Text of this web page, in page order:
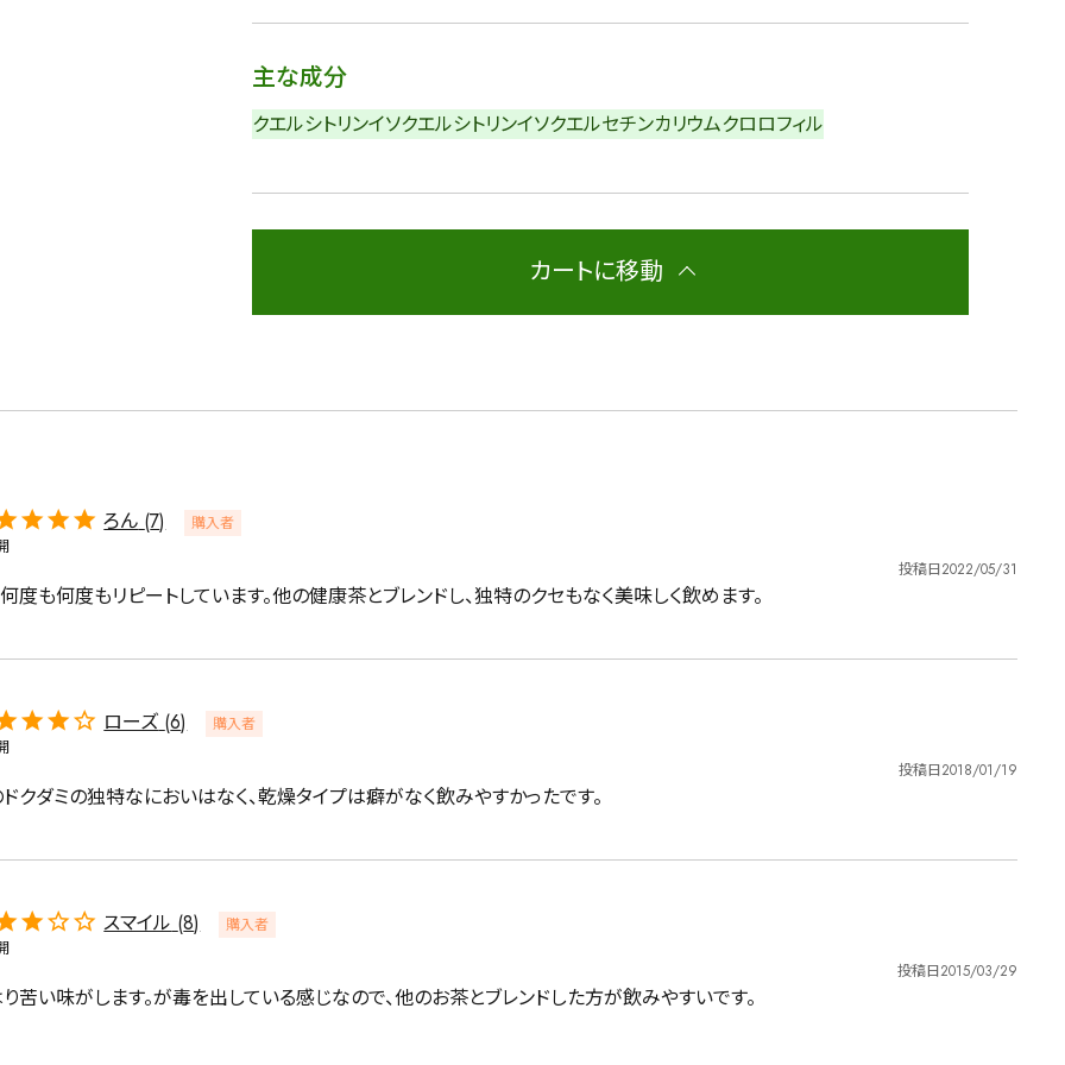
検索
主な成分
クエルシトリンイソクエルシトリンイソクエルセチンカリウムクロロフィル
カートに移動
ろん 7
購入者
投稿日2022/05/31
度も何度もリピートしています。他の健康茶とブレンドし、独特のクセもなく美味しく飲めます。
ローズ 6
購入者
投稿日2018/01/19
クダミの独特なにおいはなく、乾燥タイプは癖がなく飲みやすかったです。
スマイル 8
購入者
投稿日2015/03/29
苦い味がします。が毒を出している感じなので、他のお茶とブレンドした方が飲みやすいです。